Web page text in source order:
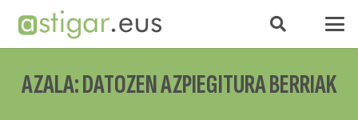
AZALA: DATOZEN AZPIEGITURA BERRIAK